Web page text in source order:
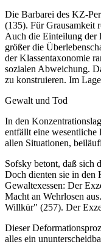
Die Barbarei des KZ-
(135). Für Grausamkeit
Auch die Einteilung der
größer die
der Klassentaxonomie
sozialen Abweichung.
zu konstruieren. Im
Gewalt und Tod
In den
entfällt eine wesentliche
allen Situationen,
Sofsky betont, daß sich
Doch dienten sie in den
Gewaltexessen: Der
Macht an Wehrlosen
Willkür" (257). Der
Dieser
alles ein